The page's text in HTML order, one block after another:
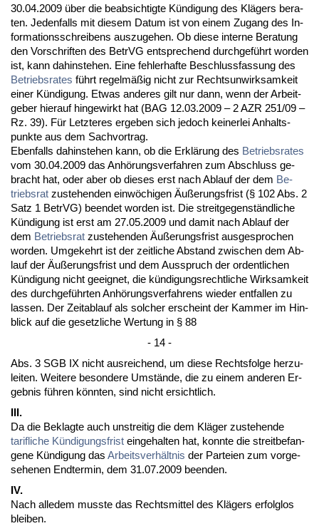
30.04.2009 über die be­ab­sich­tig­te Kündi­gung des Klägers be­ra­
ten. Je­den­falls mit die­sem Da­tum ist von ei­nem Zu­gang des In­
for­ma­ti­ons­schrei­bens aus­zu­ge­hen. Ob die­se in­ter­ne Be­ra­tung
den Vor­schrif­ten des Be­trVG ent­spre­chend durch­geführt wor­den
ist, kann da­hin­ste­hen. Ei­ne feh­ler­haf­te Be­schluss­fas­sung des
Be­triebs­ra­tes führt re­gelmäßig nicht zur Rechts­un­wirk­sam­keit
ei­ner Kündi­gung. Et­was an­de­res gilt nur dann, wenn der Ar­beit­
ge­ber hier­auf hin­ge­wirkt hat (BAG 12.03.2009 – 2 AZR 251/09 –
Rz. 39). Für Letz­te­res er­ge­ben sich je­doch kei­ner­lei An­halts­
punk­te aus dem Sach­vor­trag.
Eben­falls da­hin­ste­hen kann, ob die Erklärung des Be­triebs­ra­tes
vom 30.04.2009 das Anhörungs­ver­fah­ren zum Ab­schluss ge­
bracht hat, oder aber ob die­ses erst nach Ab­lauf der dem Be­
triebs­rat zu­ste­hen­den einwöchi­gen Äußerungs­frist (§ 102 Abs. 2
Satz 1 Be­trVG) be­en­det wor­den ist. Die streit­ge­genständ­li­che
Kündi­gung ist erst am 27.05.2009 und da­mit nach Ab­lauf der
dem Be­triebs­rat zu­ste­hen­den Äußerungs­frist aus­ge­spro­chen
wor­den. Um­ge­kehrt ist der zeit­li­che Ab­stand zwi­schen dem Ab­
lauf der Äußerungs­frist und dem Aus­spruch der or­dent­li­chen
Kündi­gung nicht ge­eig­net, die kündi­gungs­recht­li­che Wirk­sam­keit
des durch­geführ­ten Anhörungs­ver­fah­rens wie­der ent­fal­len zu
las­sen. Der Zeit­ab­lauf als sol­cher er­scheint der Kam­mer im Hin­
blick auf die ge­setz­li­che Wer­tung in § 88
- 14 -
Abs. 3 SGB IX nicht aus­rei­chend, um die­se Rechts­fol­ge her­zu­
lei­ten. Wei­te­re be­son­de­re Umstände, die zu ei­nem an­de­ren Er­
geb­nis führen könn­ten, sind nicht er­sicht­lich.
III.
Da die Be­klag­te auch un­strei­tig die dem Kläger zu­ste­hen­de
ta­rif­li­che Kündi­gungs­frist ein­ge­hal­ten hat, konn­te die streit­be­fan­
ge­ne Kündi­gung das Ar­beits­verhält­nis der Par­tei­en zum vor­ge­
se­he­nen End­ter­min, dem 31.07.2009 be­en­den.
IV.
Nach al­le­dem muss­te das Rechts­mit­tel des Klägers er­folg­los
blei­ben.